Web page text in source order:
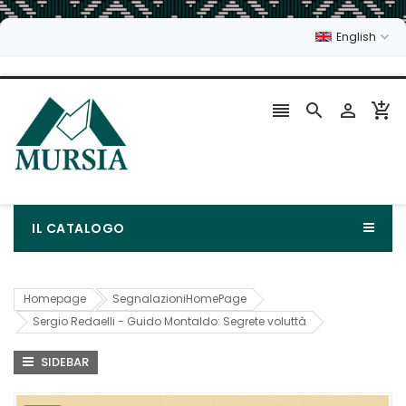
English
   
IL CATALOGO
Homepage
SegnalazioniHomePage
Sergio Redaelli - Guido Montaldo: Segrete voluttà
SIDEBAR